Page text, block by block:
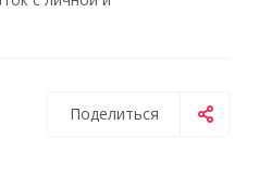
Поделиться